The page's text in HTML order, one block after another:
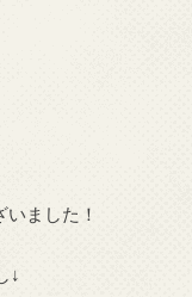
ました！
↓